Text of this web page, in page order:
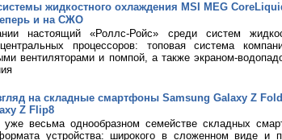
жидкостного охлаждения MSI MEG
и на СЖО
настоящий «Роллс-Ройс» среди систем
процессоров: топовая система
вентиляторами и помпой, а также экраном-
на складные смартфоны Samsung Galaxy Z
Z Flip8
весьма однообразном семействе складных
устройства: широкого в сложенном виде и